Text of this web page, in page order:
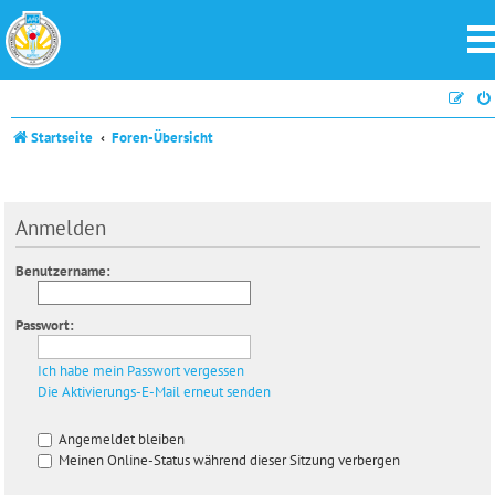
Startseite Foren-Übersicht
Anmelden
Benutzername:
Passwort:
Ich habe mein Passwort vergessen
Die Aktivierungs-E-Mail erneut senden
Angemeldet bleiben
Meinen Online-Status während dieser Sitzung verbergen